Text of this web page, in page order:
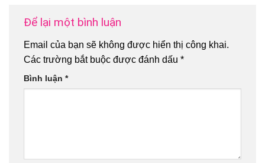
Để lại một bình luận
Email của bạn sẽ không được hiển thị công khai.
Các trường bắt buộc được đánh dấu *
Bình luận *